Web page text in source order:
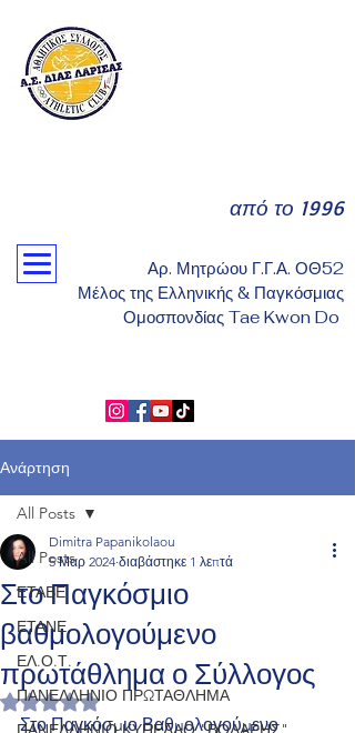
από το 1996
Αρ. Μητρώου Γ.Γ.Α. ΟΘ52
Μέλος της Ελληνικής & Παγκόσμιας
Ομοσπονδίας Tae Kwon Do
Ανάρτηση
All Posts
ΕΤΑΒΕ
ΕΤΑΝΕ
ΕΛ.Ο.Τ.
ΠΑΝΕΛΛΗΝΙΟ ΠΡΩΤΑΘΛΗΜΑ
All Posts
Στο Παγκόσμιο
βαθμολογούμενο
πρωτάθλημα ο Σύλλογος
Dimitra Papanikolaou
5 Μαρ 2024 διαβάστηκε 1 λεπτά
Βαθμολογήθηκε με NaN από 5 αστέρια.
Στο Παγκόσμιο Βαθμολογούμενο